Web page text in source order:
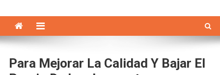
Para Mejorar La Calidad Y Bajar El